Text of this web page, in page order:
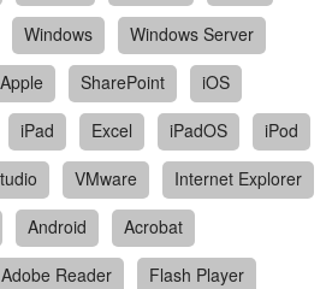
Windows
Windows Server
Apple SharePoint
iOS
iPad Excel iPadOS
iPod
VMware
Internet Explorer
Android
Acrobat
Adobe Reader
Flash Player